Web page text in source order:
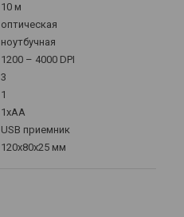
10 м
оптическая
ноутбучная
1200 – 4000 DPI
3
1
1xAA
USB приемник
120x80x25 мм